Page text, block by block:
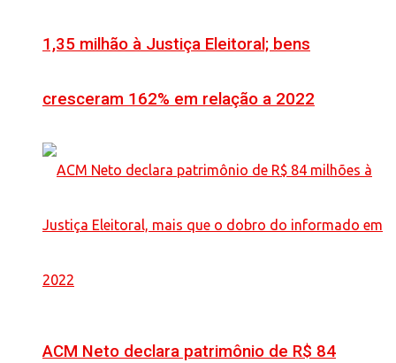
1,35 milhão à Justiça Eleitoral; bens
cresceram 162% em relação a 2022
ACM Neto declara patrimônio de R$ 84